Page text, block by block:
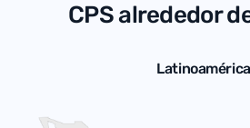
CPS alrededor
Latinoamérica